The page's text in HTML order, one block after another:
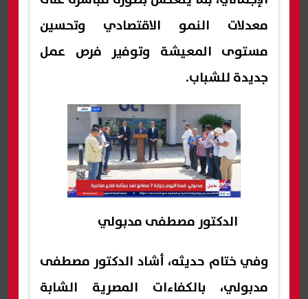
معدلات النمو الاقتصادي وتحسين
مستوى المعيشة وتوفير فرص عمل
جديدة للشباب.
الدكتور مصطفى مدبولي
وفي ختام حديثه، أشاد الدكتور مصطفى
مدبولي، بالكفاءات المصرية الشابة